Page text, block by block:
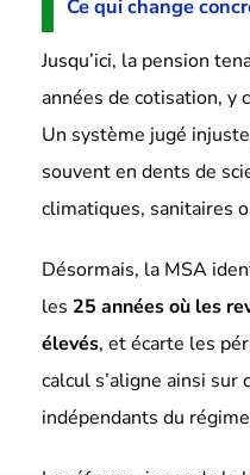
Ce qui change
Jusqu’ici, la pension
années de cotisation, y
Un système jugé
souvent en dents de
climatiques, sanitaires
Désormais, la MSA
les 25 années où les
élevés, et écarte les
calcul s’aligne ainsi sur
indépendants du